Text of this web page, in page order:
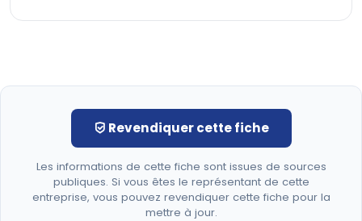
Revendiquer cette fiche
Les informations de cette fiche sont issues de sources
publiques. Si vous êtes le représentant de cette
entreprise, vous pouvez revendiquer cette fiche pour la
mettre à jour.